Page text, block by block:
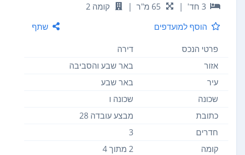
3 חד'
| 65 מ"ר |
קומה 2
הוסף למועדפים
שתף
פרטי הנכס
דירה
אזור
באר שבע והסביבה
עיר
באר שבע
שכונה
שכונה ו
כתובת
מבצע עובדה 28
חדרים
3
קומה
2 מתוך 4